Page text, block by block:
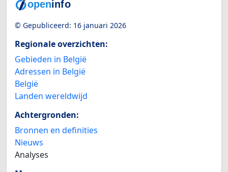
© Gepubliceerd: 16 januari 2026
Regionale overzichten:
Gebieden in België
Adressen in België
België
Landen wereldwijd
Achtergronden:
Bronnen en definities
Nieuws
Analyses